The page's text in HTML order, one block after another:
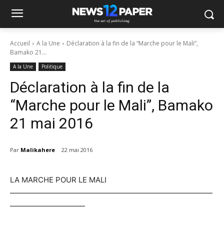
Accueil A la Une
Déclaration à la fin de la “Marche pour le Mali”,
Bamako 21...
A la Une Politique
Déclaration à la fin de la
“Marche pour le Mali”, Bamako
21 mai 2016
Par Malikahere 22 mai 2016
LA MARCHE POUR LE MALI
———————————————————————————
——————————